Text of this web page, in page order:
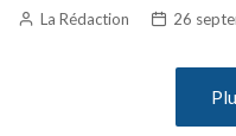
La Rédaction 26